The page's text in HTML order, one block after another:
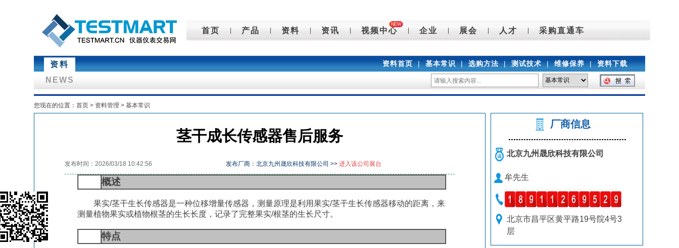
首页 产品 资料 资讯
NEW
视频中心 企业 展会 人才 采购直通车
资料 资料首页 | 基本常识 | 选购方法 | 测试技术 | 维修保养 | 资料下载
NEWS
您现在的位置： 首页 > 资料管理 > 基本常识
茎干成长传感器售后服务
发布时间：2026/03/18 10:42:56 发布厂商：北京九州晟欣科技有限公司 >> 进入该公司展台
概述
果实/茎干生长传感器是一种位移增量传感器，测量原理是利用果实/茎干生长传感器移动的距离，来
测量植物果实或植物根茎的生长长度，记录了完整果实/根茎的生长尺寸。
特点
厂商信息
北京九州晟欣科技有限公司
牟先生
北京市昌平区黄平路19号院4号3
层